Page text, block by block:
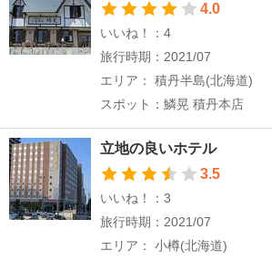
4.0
いいね！：4
旅行時期：2021/07
エリア： 積丹半島(北海道)
スポット：鱗晃 積丹本店
立地の良いホテル
3.5
いいね！：3
旅行時期：2021/07
エリア： 小樽(北海道)